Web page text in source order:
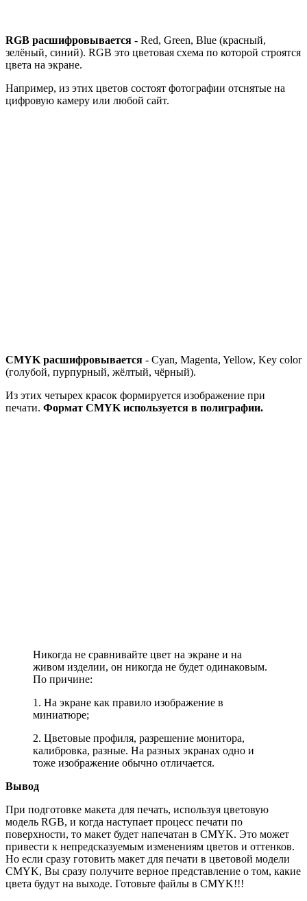
RGB расшифровывается - Red, Green, Blue (красный,
зелёный, синий). RGB это цветовая схема по которой строятся
цвета на экране.
Например, из этих цветов состоят фотографии отснятые на
цифровую камеру или любой сайт.
CMYK расшифровывается - Cyan, Magenta, Yellow, Key color
(голубой, пурпурный, жёлтый, чёрный).
Из этих четырех красок формируется изображение при
печати. Формат CMYK используется в полиграфии.
Никогда не сравнивайте цвет на экране и на
живом изделии, он никогда не будет одинаковым.
По причине:
1. На экране как правило изображение в
миниатюре;
2. Цветовые профиля, разрешение монитора,
калибровка, разные. На разных экранах одно и
тоже изображение обычно отличается.
Вывод
При подготовке макета для печать, используя цветовую
модель RGB, и когда наступает процесс печати по
поверхности, то макет будет напечатан в CMYK. Это может
привести к непредсказуемым изменениям цветов и оттенков.
Но если сразу готовить макет для печати в цветовой модели
CMYK, Вы сразу получите верное представление о том, какие
цвета будут на выходе. Готовьте файлы в CMYK!!!